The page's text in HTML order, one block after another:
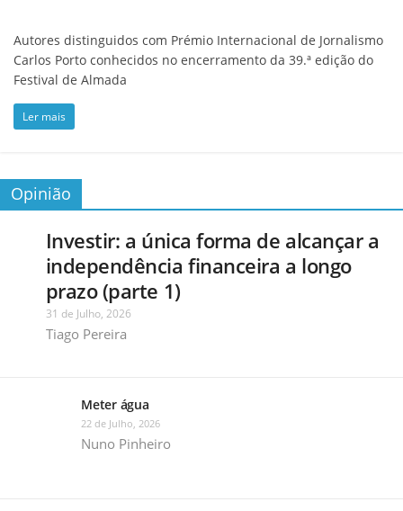
Autores distinguidos com Prémio Internacional de Jornalismo
Carlos Porto conhecidos no encerramento da 39.ª edição do
Festival de Almada
Ler mais
Opinião
Investir: a única forma de alcançar a
independência financeira a longo
prazo (parte 1)
31 de Julho, 2026
Tiago Pereira
Meter água
22 de Julho, 2026
Nuno Pinheiro